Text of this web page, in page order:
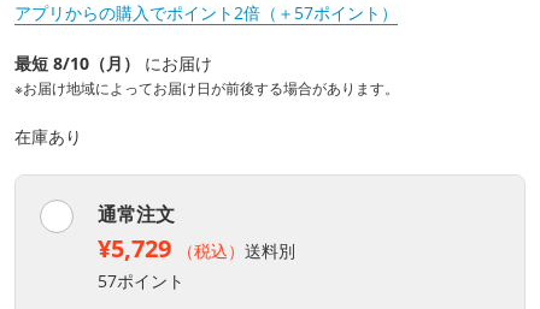
アプリからの購入でポイント2倍（＋57ポイント）
最短 8/10（月） にお届け
※お届け地域によってお届け日が前後する場合があります。
在庫あり
通常注文
¥5,729 （税込） 送料別
57ポイント